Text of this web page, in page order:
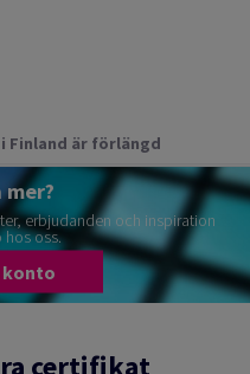
Finland är förlängd
mer?
erbjudanden och inspiration
hos oss.
konto
certifikat